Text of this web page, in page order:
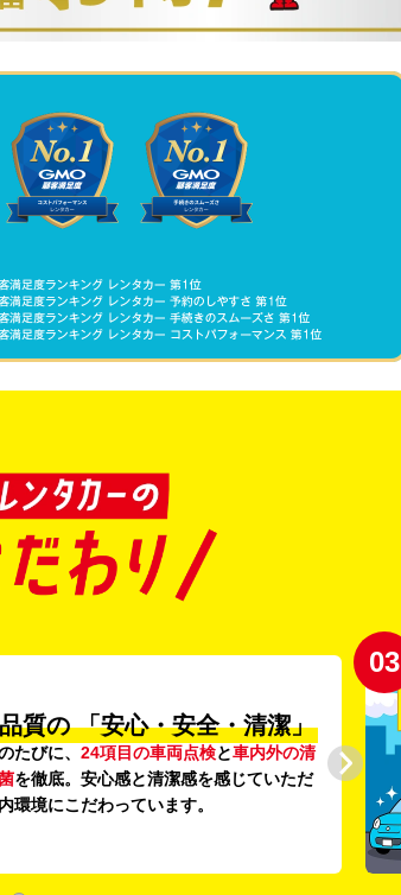
質の 「安心・安全・清潔」
たびに、 24項目の車両点検と車内外の清
を徹底。安心感と清潔感を感じていただ
環境にこだわっています。
03